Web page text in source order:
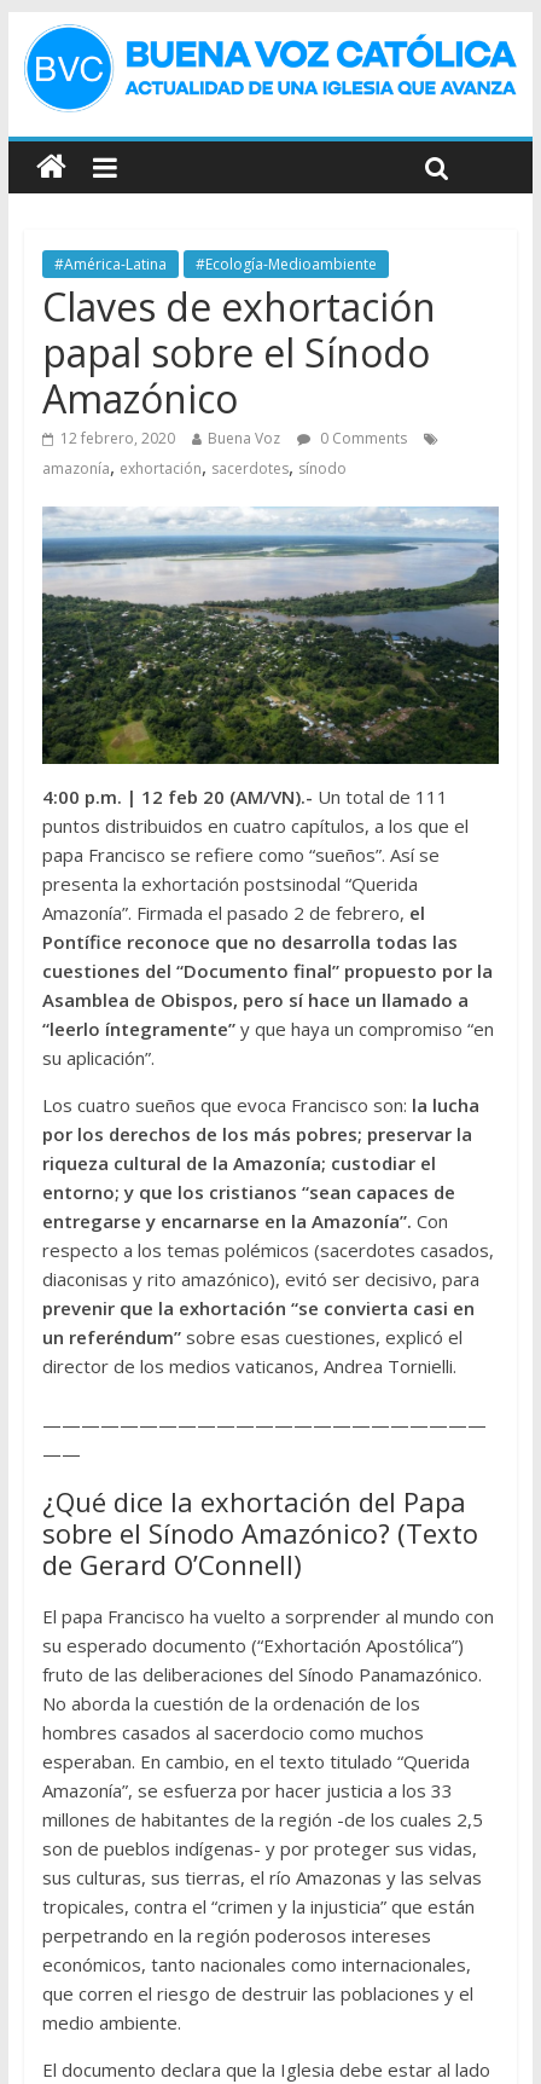
#América-Latina #Ecología-Medioambiente
Claves de exhortación
papal sobre el Sínodo
Amazónico
12 febrero, 2020 Buena Voz
0 Comments
amazonía, exhortación, sacerdotes, sínodo
4:00 p.m. | 12 feb 20 (AM/VN).- Un total de 111
puntos distribuidos en cuatro capítulos, a los que el
papa Francisco se refiere como “sueños”. Así se
presenta la exhortación postsinodal “Querida
Amazonía”. Firmada el pasado 2 de febrero, el
Pontífice reconoce que no desarrolla todas las
cuestiones del “Documento final” propuesto por la
Asamblea de Obispos, pero sí hace un llamado a
“leerlo íntegramente”y que haya un compromiso “en
su aplicación”.
Los cuatro sueños que evoca Francisco son: la lucha
por los derechos de los más pobres; preservar la
riqueza cultural de la Amazonía; custodiar el
entorno; y que los cristianos “sean capaces de
entregarse y encarnarse en la Amazonía”. Con
respecto a los temas polémicos (sacerdotes casados,
diaconisas y rito amazónico), evitó ser decisivo, para
prevenir que la exhortación “se convierta casi en
un referéndum”sobre esas cuestiones, explicó el
director de los medios vaticanos, Andrea Tornielli.
———————————————————————
——
¿Qué dice la exhortación del Papa
sobre el Sínodo Amazónico? (Texto
de Gerard O’Connell)
El papa Francisco ha vuelto a sorprender al mundo con
su esperado documento (“Exhortación Apostólica”)
fruto de las deliberaciones del Sínodo Panamazónico.
No aborda la cuestión de la ordenación de los
hombres casados al sacerdocio como muchos
esperaban. En cambio, en el texto titulado “Querida
Amazonía”, se esfuerza por hacer justicia a los 33
millones de habitantes de la región -de los cuales 2,5
son de pueblos indígenas- y por proteger sus vidas,
sus culturas, sus tierras, el río Amazonas y las selvas
tropicales, contra el “crimen y la injusticia” que están
perpetrando en la región poderosos intereses
económicos, tanto nacionales como internacionales,
que corren el riesgo de destruir las poblaciones y el
medio ambiente.
El documento declara que la Iglesia debe estar al lado